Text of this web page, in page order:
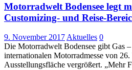
Motorradwelt Bodensee legt
Customizing- und Reise-
9. November 2017 Aktuelles 0
Die Motorradwelt Bodensee gibt Gas
internationalen Motorradmesse von
Ausstellungsfläche vergrößert. „Mehr